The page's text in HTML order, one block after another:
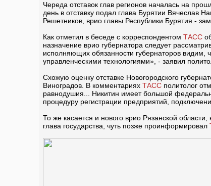
Череда отставок глав регионов началась на
день в отставку подал глава Бурятии Вячеслав
Решетников, врио главы Республики Бурятия -
Как отметил в беседе с корреспондентом ТАСС
назначение врио губернатора следует
исполняющих обязанности губернаторов
управленческими технологиями», - заявил
Схожую оценку отставке Новогородского
Виноградов. В комментариях ТАСС политолог
равнодушия... Никитин имеет большой
процедуру регистрации предприятий,
То же касается и нового врио Рязанской
глава государства, чуть позже проинформировал